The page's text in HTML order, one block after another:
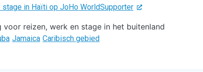
in Haïti op JoHo WorldSupporter
voor reizen, werk en stage in het buitenland
Jamaica Caribisch gebied